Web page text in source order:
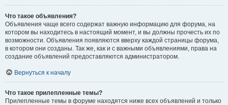
Что такое объявления?
Объявления чаще всего содержат важную информацию для форума, на
котором вы находитесь в настоящий момент, и вы должны прочесть их по
возможности. Объявления появляются вверху каждой страницы форума,
в котором они созданы. Так же, как и с важными объявлениями, права на
создание объявлений предоставляются администратором.
Вернуться к началу
Что такое прилепленные темы?
Прилепленные темы в форуме находятся ниже всех объявлений и только